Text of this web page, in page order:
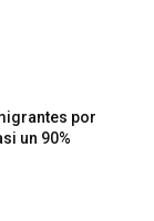
por
un 90%